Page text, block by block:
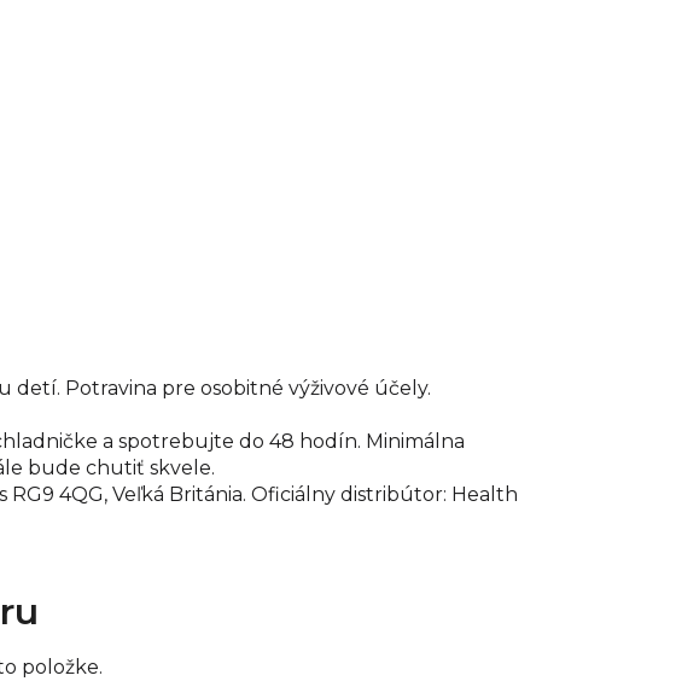
detí. Potravina pre osobitné výživové účely.
a spotrebujte do 48 hodín. Minimálna
bude chutiť skvele.
RG9 4QG, Veľká Británia. Oficiálny distribútor: Health
položke.